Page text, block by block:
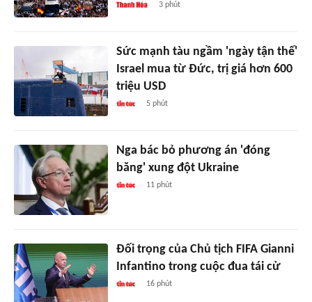
3 phút
Sức mạnh tàu ngầm 'ngày tận thế'
Israel mua từ Đức, trị giá hơn 600
triệu USD
5 phút
Nga bác bỏ phương án 'đóng
băng' xung đột Ukraine
11 phút
Đối trọng của Chủ tịch FIFA Gianni
Infantino trong cuộc đua tái cử
16 phút